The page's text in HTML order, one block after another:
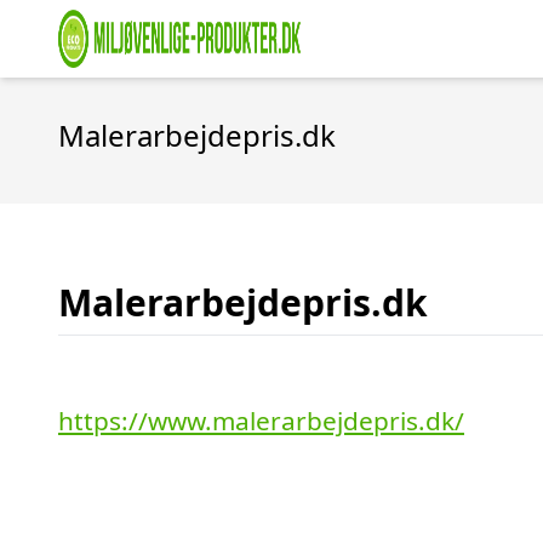
Malerarbejdepris.dk
Malerarbejdepris.dk
https://www.malerarbejdepris.dk/